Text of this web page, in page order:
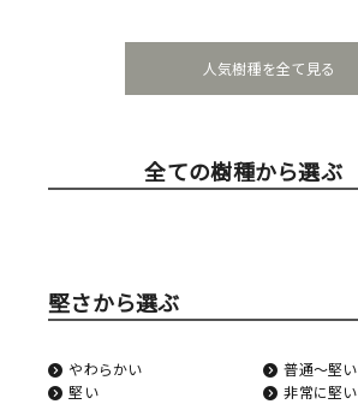
人気樹種を全て見る
全ての樹種から選ぶ
堅さから選ぶ
やわらかい
普通〜堅い
堅い
非常に堅い